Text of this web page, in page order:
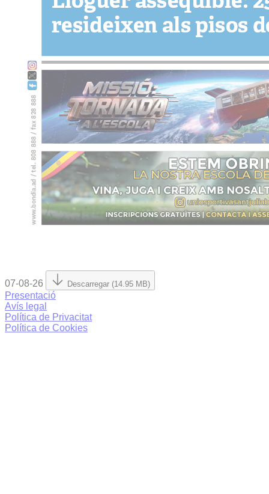
07-08-26 Descarregar (14.95 MB)
Presentació
Avís legal
Política de Privacitat
Política de Cookies